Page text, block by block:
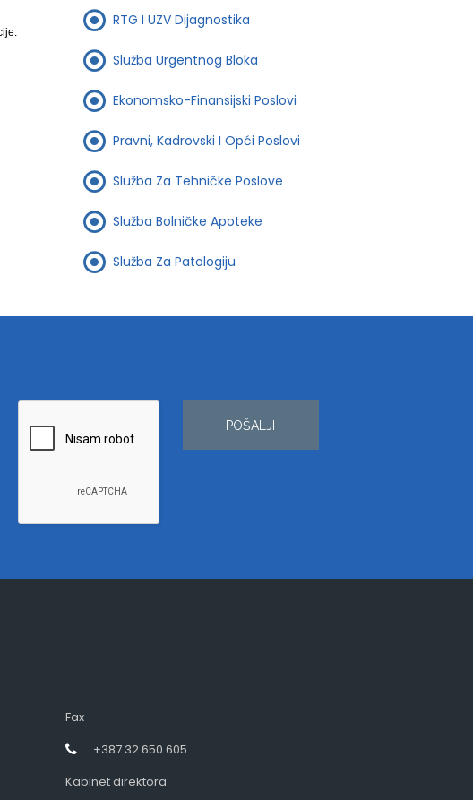
RTG I UZV Dijagnostika
Služba Urgentnog Bloka
Ekonomsko-Finansijski Poslovi
Pravni, Kadrovski I Opći Poslovi
Služba Za Tehničke Poslove
Služba Bolničke Apoteke
Služba Za Patologiju
POŠALJI
Fax
+387 32 650 605
Kabinet direktora